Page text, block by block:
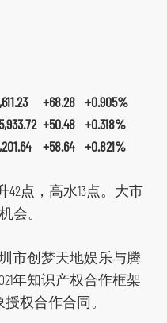
m
i
a
+68.28 +0.905%
+50.48 +0.318%
+58.64 +0.821%
42点，高水13点。大市
会。
圳市创梦天地娱乐与腾
年知识产权合作框架
授权合作合同。